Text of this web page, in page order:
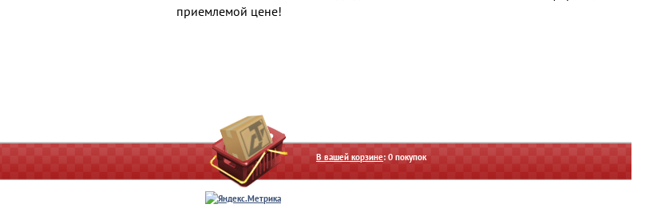
приемлемой цене!
В вашей корзине: 0 покупок